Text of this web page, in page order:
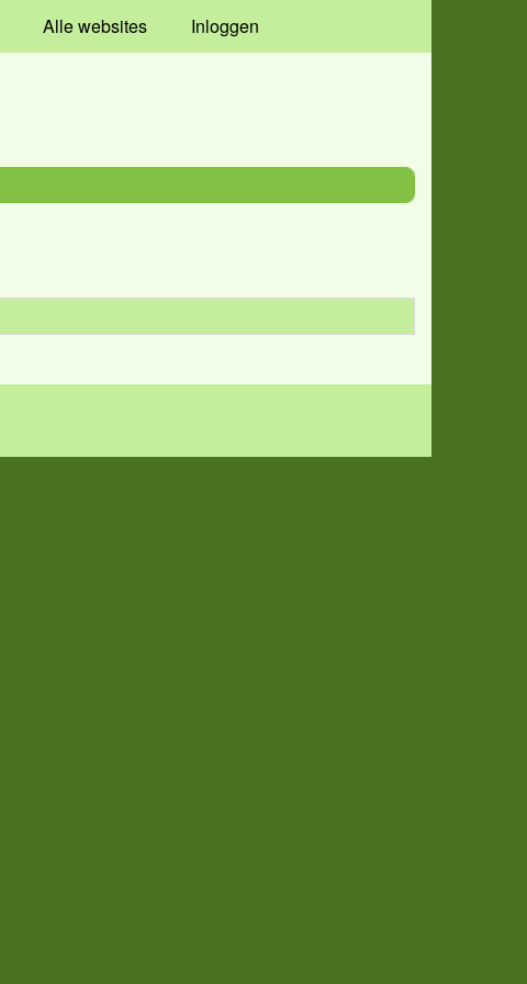
Alle websites Inloggen